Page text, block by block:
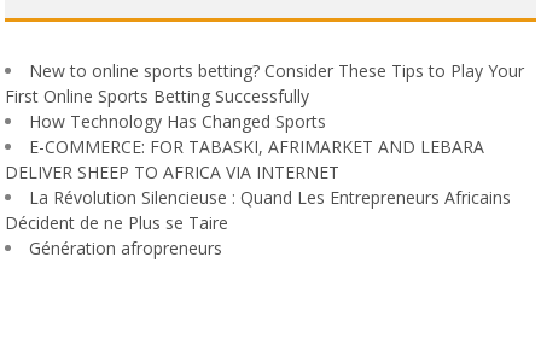
New to online sports betting? Consider These Tips to Play Your
First Online Sports Betting Successfully
How Technology Has Changed Sports
E-COMMERCE: FOR TABASKI, AFRIMARKET AND LEBARA
DELIVER SHEEP TO AFRICA VIA INTERNET
La Révolution Silencieuse : Quand Les Entrepreneurs Africains
Décident de ne Plus se Taire
Génération afropreneurs